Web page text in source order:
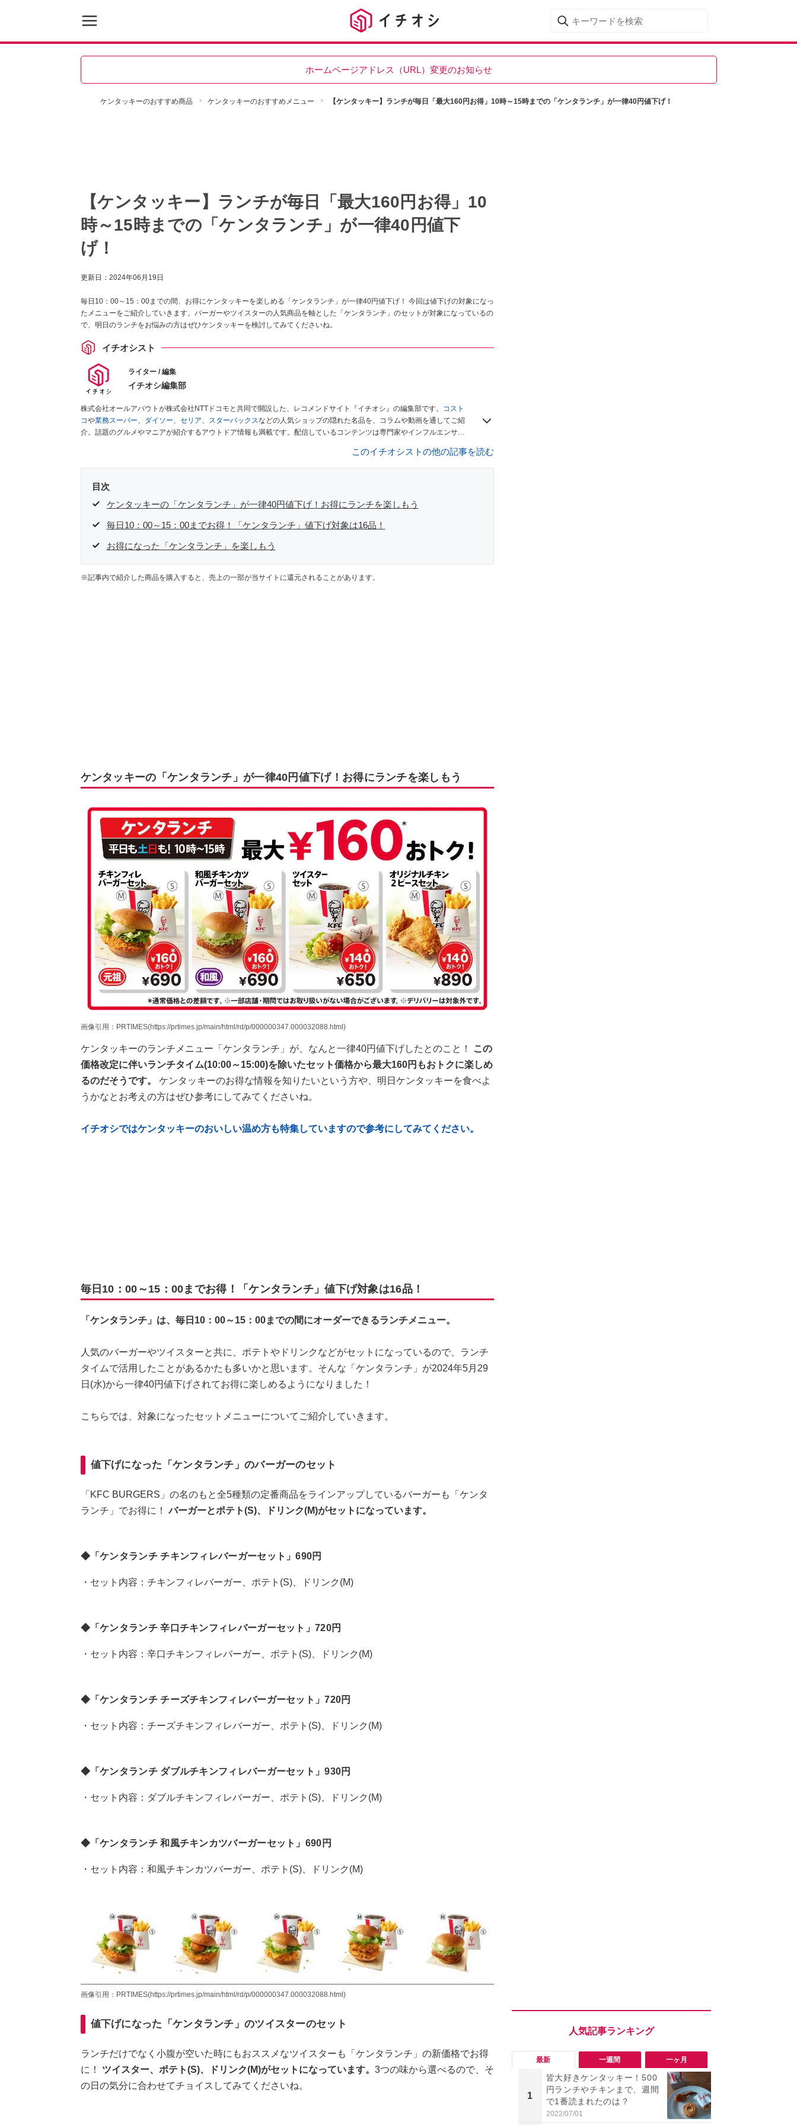
ホームページアドレス（URL）変更のお知らせ
ケンタッキーのおすすめ商品 ケンタッキーのおすすめメニュー 【ケンタッキー】ランチが毎日「最大160円お得」10時～15時までの「ケンタランチ」が一律40円値下げ！
【ケンタッキー】ランチが毎日「最大160円お得」10
時～15時までの「ケンタランチ」が一律40円値下
げ！
更新日： 2024年06月19日
毎日10：00～15：00までの間、お得にケンタッキーを楽しめる「ケンタランチ」が一律40円値下げ！ 今回は値下げの対象になっ
たメニューをご紹介していきます。バーガーやツイスターの人気商品を軸とした「ケンタランチ」のセットが対象になっているの
で、明日のランチをお悩みの方はぜひケンタッキーを検討してみてくださいね。
イチオシスト
ライター / 編集
イチオシ編集部
株式会社オールアバウトが株式会社NTTドコモと共同で開設した、レコメンドサイト『イチオシ』の編集部です。
コスト
コや業務スーパー、 ダイソー、 セリア、 スターバックスなどの人気ショップの隠れた名品を、コラムや動画を通してご紹
介。話題のグルメやマニアが紹介するアウトドア情報も満載です。配信しているコンテンツは専門家やインフルエンサー
このイチオシストの他の記事を読む
目次
ケンタッキーの「ケンタランチ」が一律40円値下げ！お得にランチを楽しもう
毎日10：00～15：00までお得！「ケンタランチ」値下げ対象は16品！
お得になった「ケンタランチ」を楽しもう
※記事内で紹介した商品を購入すると、売上の一部が当サイトに還元されることがあります。
ケンタッキーの「ケンタランチ」が一律40円値下げ！お得にランチを楽しもう
画像引用：PRTIMES(https://prtimes.jp/main/html/rd/p/000000347.000032088.html)
ケンタッキーのランチメニュー「ケンタランチ」が、なんと一律40円値下げしたとのこと！
この
価格改定に伴いランチタイム(10:00～15:00)を除いたセット価格から最大160円もおトクに楽しめ
るのだそうです。 ケンタッキーのお得な情報を知りたいという方や、明日ケンタッキーを食べよ
うかなとお考えの方はぜひ参考にしてみてくださいね。
イチオシではケンタッキーのおいしい温め方も特集していますので参考にしてみてください。
毎日10：00～15：00までお得！「ケンタランチ」値下げ対象は16品！
「ケンタランチ」は、毎日10：00～15：00までの間にオーダーできるランチメニュー。
人気のバーガーやツイスターと共に、ポテトやドリンクなどがセットになっているので、ランチ
タイムで活用したことがあるかたも多いかと思います。そんな「ケンタランチ」が2024年5月29
日(水)から一律40円値下げされてお得に楽しめるようになりました！
こちらでは、対象になったセットメニューについてご紹介していきます。
値下げになった「ケンタランチ」のバーガーのセット
「KFC BURGERS」の名のもと全5種類の定番商品をラインアップしているバーガーも「ケンタ
ランチ」でお得に！バーガーとポテト(S)、ドリンク(M)がセットになっています。
◆「ケンタランチ チキンフィレバーガーセット」690円
・セット内容：チキンフィレバーガー、ポテト(S)、ドリンク(M)
◆「ケンタランチ 辛口チキンフィレバーガーセット」720円
・セット内容：辛口チキンフィレバーガー、ポテト(S)、ドリンク(M)
◆「ケンタランチ チーズチキンフィレバーガーセット」720円
・セット内容：チーズチキンフィレバーガー、ポテト(S)、ドリンク(M)
◆「ケンタランチ ダブルチキンフィレバーガーセット」930円
・セット内容：ダブルチキンフィレバーガー、ポテト(S)、ドリンク(M)
◆「ケンタランチ 和風チキンカツバーガーセット」690円
・セット内容：和風チキンカツバーガー、ポテト(S)、ドリンク(M)
画像引用：PRTIMES(https://prtimes.jp/main/html/rd/p/000000347.000032088.html)
値下げになった「ケンタランチ」のツイスターのセット
ランチだけでなく小腹が空いた時にもおススメなツイスターも「ケンタランチ」の新価格でお得
に！ ツイスター、ポテト(S)、ドリンク(M)がセットになっています。 3つの味から選べるので、そ
の日の気分に合わせてチョイスしてみてくださいね。
最新 一週間 一ヶ月
1
皆大好きケンタッキー！500
円ランチやチキンまで、週間
で1番読まれたのは？
2022/07/01